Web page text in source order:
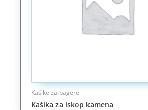
Kašike za bagere
Kašika za iskop kamena